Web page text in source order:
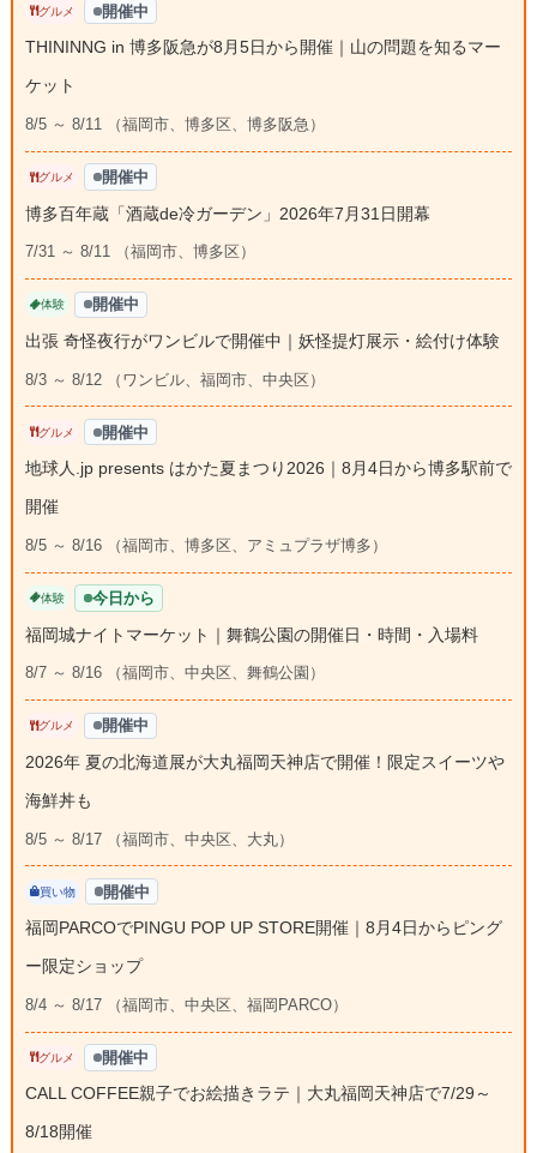
グルメ 開催中
THININNG in 博多阪急が8月5日から開催｜山の問題を知るマー
ケット
8/5 ～ 8/11 （福岡市、博多区、博多阪急）
グルメ 開催中
博多百年蔵「酒蔵de冷ガーデン」2026年7月31日開幕
7/31 ～ 8/11 （福岡市、博多区）
体験 開催中
出張 奇怪夜行がワンビルで開催中｜妖怪提灯展示・絵付け体験
8/3 ～ 8/12 （ワンビル、福岡市、中央区）
グルメ 開催中
地球人.jp presents はかた夏まつり2026｜8月4日から博多駅前で
開催
8/5 ～ 8/16 （福岡市、博多区、アミュプラザ博多）
体験 今日から
福岡城ナイトマーケット｜舞鶴公園の開催日・時間・入場料
8/7 ～ 8/16 （福岡市、中央区、舞鶴公園）
グルメ 開催中
2026年 夏の北海道展が大丸福岡天神店で開催！限定スイーツや
海鮮丼も
8/5 ～ 8/17 （福岡市、中央区、大丸）
買い物 開催中
福岡PARCOでPINGU POP UP STORE開催｜8月4日からピング
ー限定ショップ
8/4 ～ 8/17 （福岡市、中央区、福岡PARCO）
グルメ 開催中
CALL COFFEE親子でお絵描きラテ｜大丸福岡天神店で7/29～
8/18開催